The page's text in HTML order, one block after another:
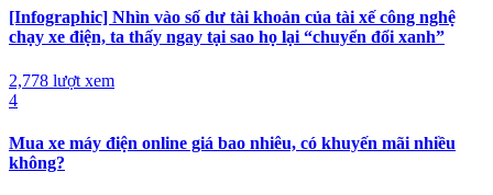
[Infographic] Nhìn vào số dư tài khoản của tài xế công nghệ
chạy xe điện, ta thấy ngay tại sao họ lại “chuyển đổi xanh”
2,778 lượt xem
4
Mua xe máy điện online giá bao nhiêu, có khuyến mãi nhiều
không?